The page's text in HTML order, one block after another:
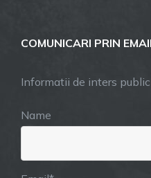
COMUNICARI PRIN
Informatii de inters
Name